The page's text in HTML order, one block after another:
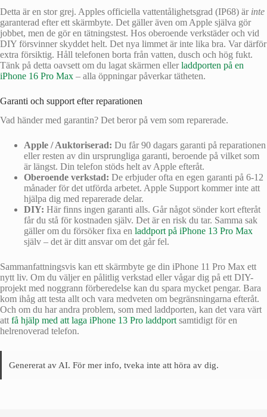
Detta är en stor grej. Apples officiella vattentålighetsgrad (IP68) är inte
garanterad efter ett skärmbyte. Det gäller även om Apple själva gör
jobbet, men de gör en tätningstest. Hos oberoende verkstäder och vid
DIY försvinner skyddet helt. Det nya limmet är inte lika bra. Var därför
extra försiktig. Håll telefonen borta från vatten, dusch och hög fukt.
Tänk på detta oavsett om du lagat skärmen ellerladdporten på en
iPhone 16 Pro Max – alla öppningar påverkar tätheten.
Garanti och support efter reparationen
Vad händer med garantin? Det beror på vem som reparerade.
Apple / Auktoriserad: Du får 90 dagars garanti på reparationen
eller resten av din ursprungliga garanti, beroende på vilket som
är längst. Din telefon stöds helt av Apple efteråt.
Oberoende verkstad: De erbjuder ofta en egen garanti på 6-12
månader för det utförda arbetet. Apple Support kommer inte att
hjälpa dig med reparerade delar.
DIY: Här finns ingen garanti alls. Går något sönder kort efteråt
får du stå för kostnaden själv. Det är en risk du tar. Samma sak
gäller om du försöker fixa en laddport på iPhone 13 Pro Max
själv – det är ditt ansvar om det går fel.
Sammanfattningsvis kan ett skärmbyte ge din iPhone 11 Pro Max ett
nytt liv. Om du väljer en pålitlig verkstad eller vågar dig på ett DIY-
projekt med noggrann förberedelse kan du spara mycket pengar. Bara
kom ihåg att testa allt och vara medveten om begränsningarna efteråt.
Och om du har andra problem, som med laddporten, kan det vara värt
att få hjälp med att laga iPhone 13 Pro laddport samtidigt för en
helrenoverad telefon.
Genererat av AI. För mer info, tveka inte att höra av dig.